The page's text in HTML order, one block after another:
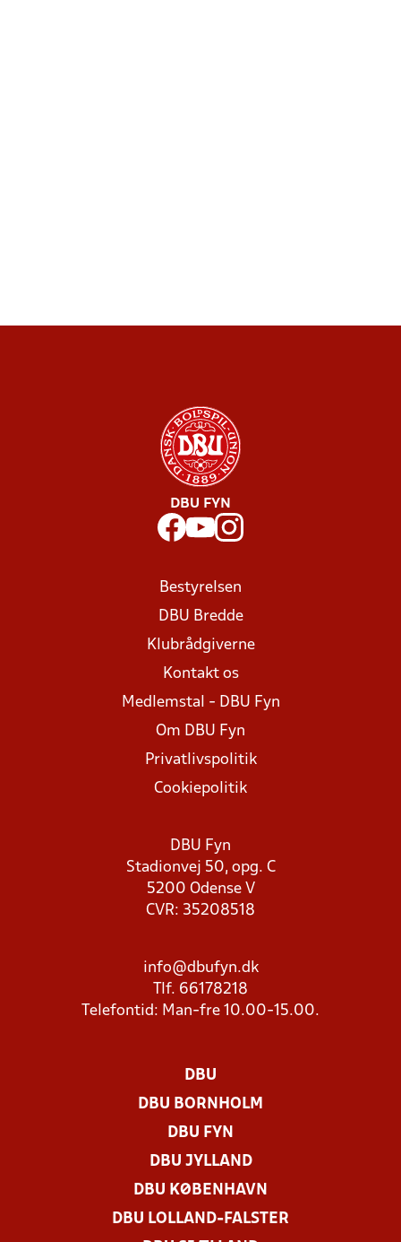
DBU FYN
Bestyrelsen
DBU Bredde
Klubrådgiverne
Kontakt os
Medlemstal - DBU Fyn
Om DBU Fyn
Privatlivspolitik
Cookiepolitik
DBU Fyn
Stadionvej 50, opg. C
5200 Odense V
CVR: 35208518
info@dbufyn.dk
Tlf. 66178218
Telefontid: Man-fre 10.00-15.00.
DBU
DBU BORNHOLM
DBU FYN
DBU JYLLAND
DBU KØBENHAVN
DBU LOLLAND-FALSTER